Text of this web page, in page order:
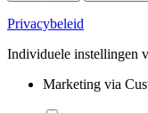
Privacybeleid
Individuele instellingen
Marketing via